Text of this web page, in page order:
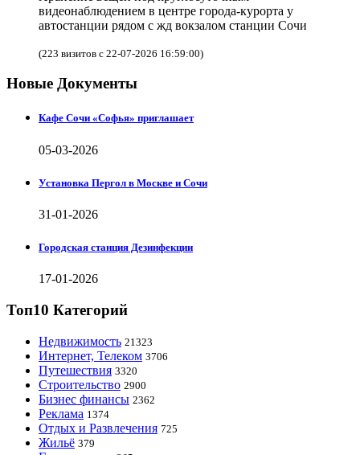
видеонаблюдением в центре города-курорта у
автостанции рядом с жд вокзалом станции Сочи
(223 визитов с 22-07-2026 16:59:00)
Новые Документы
Кафе Сочи «Софья» приглашает
05-03-2026
Установка Пергол в Москве и Сочи
31-01-2026
Городская станция Дезинфекции
17-01-2026
Топ10 Категорий
Недвижимость 21323
Интернет, Телеком 3706
Путешествия 3320
Строительство 2900
Бизнес финансы 2362
Реклама 1374
Отдых и Развлечения 725
Жильё 379